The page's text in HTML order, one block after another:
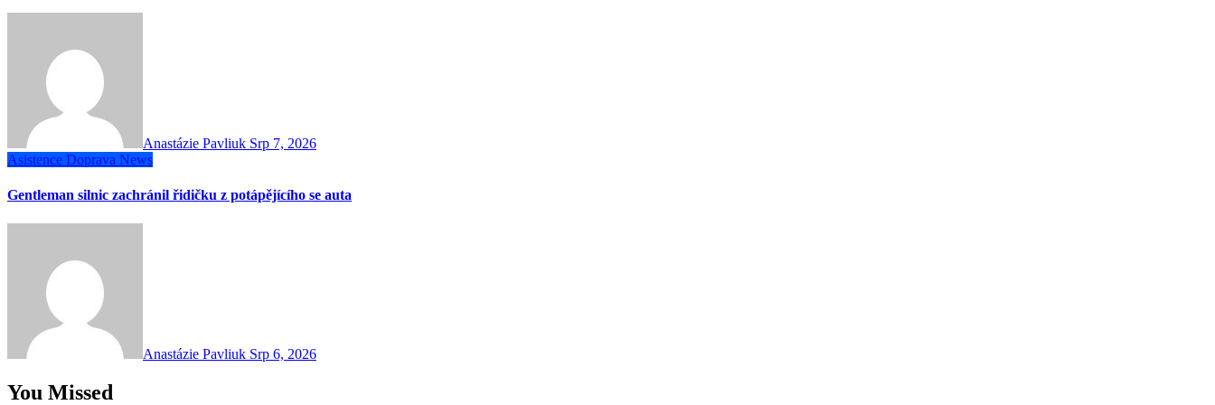
Anastázie Pavliuk Srp 7, 2026
Asistence Doprava News
Gentleman silnic zachránil řidičku z potápějícího se auta
Anastázie Pavliuk Srp 6, 2026
You Missed